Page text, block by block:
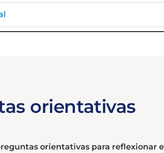
orientativas
orientativas para reflexionar